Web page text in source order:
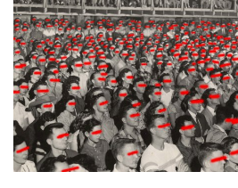
Estatuto Editorial
Saúde
Ficha técnica
Cultura